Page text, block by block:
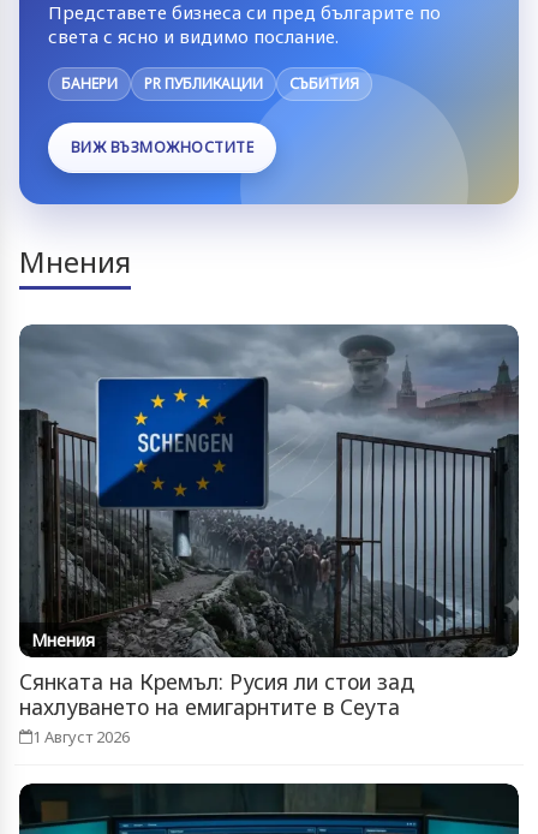
Представете бизнеса си пред българите по
света с ясно и видимо послание.
БАНЕРИ PR ПУБЛИКАЦИИ СЪБИТИЯ
ВИЖ ВЪЗМОЖНОСТИТЕ
Мнения
Мнения
Сянката на Кремъл: Русия ли стои зад
нахлуването на емигарнтите в Сеута
1 Август 2026